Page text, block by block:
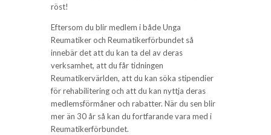
röst!
Eftersom du blir medlem i både Unga
Reumatiker och Reumatikerförbundet så
innebär det att du kan ta del av deras
verksamhet, att du får tidningen
Reumatikervärlden, att du kan söka stipendier
för rehabilitering och att du kan nyttja deras
medlemsförmåner och rabatter. När du sen blir
mer än 30 år så kan du fortfarande vara med i
Reumatikerförbundet.